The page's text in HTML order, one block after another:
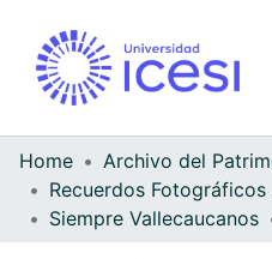
Home
Siempre Vallecaucanos